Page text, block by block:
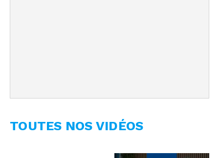
TOUTES NOS VIDÉOS